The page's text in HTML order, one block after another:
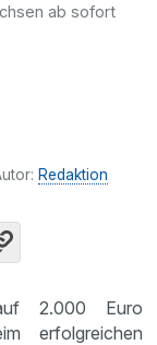
ab sofort
Redaktion
2.000 Euro
erfolgreichen